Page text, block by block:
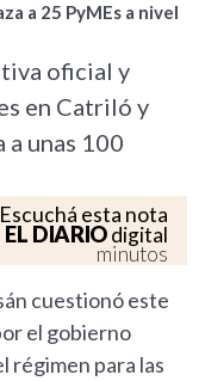
a 25 PyMEs a nivel
oficial y
en Catriló y
unas 100
Escuchá esta nota
EL DIARIOdigital
minutos
cuestionó este
el gobierno
régimen para las